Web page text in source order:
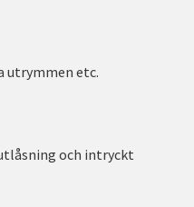
utrymmen etc.
och intryckt